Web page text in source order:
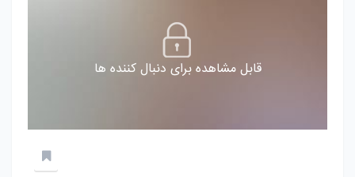
قابل مشاهده برای دنبال کننده ها